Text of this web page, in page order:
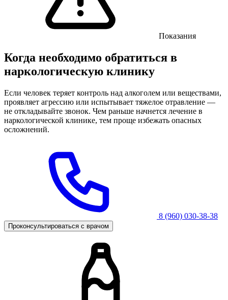
Показания
Когда необходимо обратиться в
наркологическую клинику
Если человек теряет контроль над алкоголем или веществами,
проявляет агрессию или испытывает тяжелое отравление —
не откладывайте звонок. Чем раньше начнется лечение в
наркологической клинике, тем проще избежать опасных
осложнений.
8 (960) 030-38-38
Проконсультироваться с врачом